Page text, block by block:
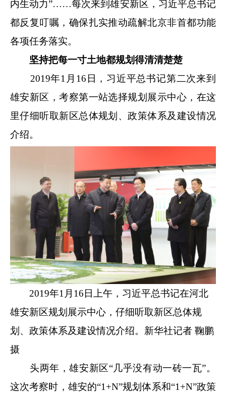
内生动力”……每次来到雄安新区，习近平总书记
都反复叮嘱，确保扎实推动疏解北京非首都功能
各项任务落实。
坚持把每一寸土地都规划得清清楚楚
2019年1月16日，习近平总书记第二次来到
雄安新区，考察第一站选择规划展示中心，在这
里仔细听取新区总体规划、政策体系及建设情况
介绍。
2019年1月16日上午，习近平总书记在河北
雄安新区规划展示中心，仔细听取新区总体规
划、政策体系及建设情况介绍。新华社记者 鞠鹏
摄
头两年，雄安新区“几乎没有动一砖一瓦”。
这次考察时，雄安的“1+N”规划体系和“1+N”政策